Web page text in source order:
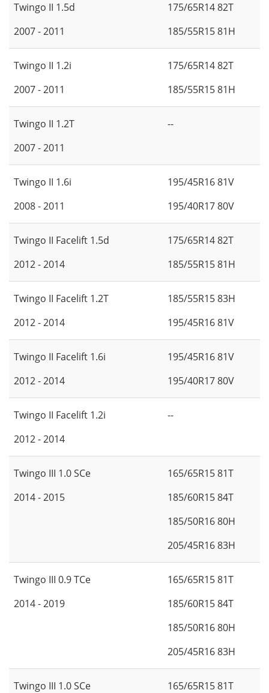
Twingo II 1.5d
2007 - 2011
175/65R14 82T
185/55R15 81H
Twingo II 1.2i
2007 - 2011
175/65R14 82T
185/55R15 81H
Twingo II 1.2T
2007 - 2011
--
Twingo II 1.6i
2008 - 2011
195/45R16 81V
195/40R17 80V
Twingo II Facelift 1.5d
2012 - 2014
175/65R14 82T
185/55R15 81H
Twingo II Facelift 1.2T
2012 - 2014
185/55R15 83H
195/45R16 81V
Twingo II Facelift 1.6i
2012 - 2014
195/45R16 81V
195/40R17 80V
Twingo II Facelift 1.2i
2012 - 2014
--
Twingo III 1.0 SCe
2014 - 2015
165/65R15 81T
185/60R15 84T
185/50R16 80H
205/45R16 83H
Twingo III 0.9 TCe
2014 - 2019
165/65R15 81T
185/60R15 84T
185/50R16 80H
205/45R16 83H
Twingo III 1.0 SCe
165/65R15 81T